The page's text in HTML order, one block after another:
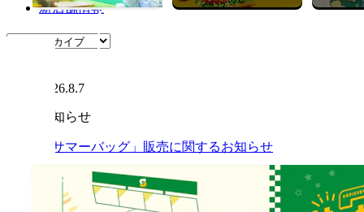
新店舗情報
2026.8.7
お知らせ
「サマーバッグ」販売に関するお知らせ
2026.8.7
お知らせ